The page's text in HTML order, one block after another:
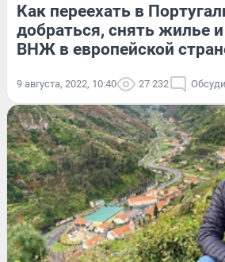
Как переехать в
добраться, снять жилье
ВНЖ в европейской
9 августа, 2022, 10:40 27 232